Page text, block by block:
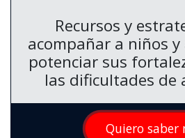
Recursos y
acompañar a niños y
potenciar sus
las dificultades de
Quiero saber